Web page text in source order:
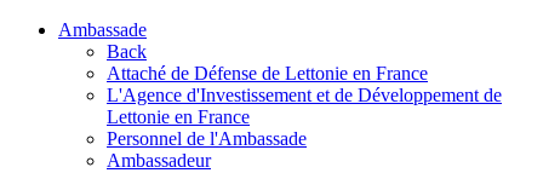
Ambassade
Back
Attaché de Défense de Lettonie en France
L'Agence d'Investissement et de Développement de
Lettonie en France
Personnel de l'Ambassade
Ambassadeur